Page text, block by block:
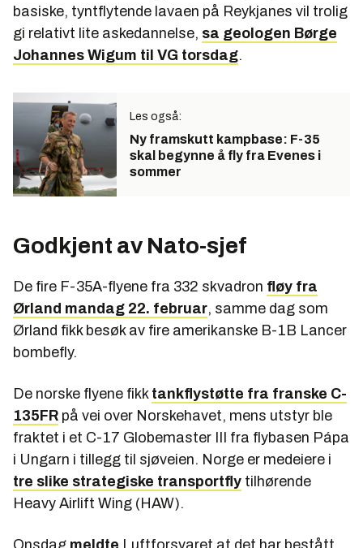
basiske, tyntflytende lavaen på Reykjanes vil trolig
gi relativt lite askedannelse, sa geologen Børge
Johannes Wigum til VG torsdag.
Les også:
Ny framskutt kampbase: F-35
skal begynne å fly fra Evenes i
sommer
Godkjent av Nato-sjef
De fire F-35A-flyene fra 332 skvadron fløy fra
Ørland mandag 22. februar, samme dag som
Ørland fikk besøk av fire amerikanske B-1B Lancer
bombefly.
De norske flyene fikk tankflystøtte fra franske C-
135FR på vei over Norskehavet, mens utstyr ble
fraktet i et C-17 Globemaster III fra flybasen Pápa
i Ungarn i tillegg til sjøveien. Norge er medeiere i
tre slike strategiske transportfly tilhørende
Heavy Airlift Wing (HAW).
Onsdag meldte Luftforsvaret at det har bestått